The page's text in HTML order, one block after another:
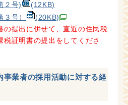
２号)
(12KB)
号）
(20KB)
の提出に併せて、直近の住民税
証明書の提出をしてくださ
事業者の採用活動に対する経